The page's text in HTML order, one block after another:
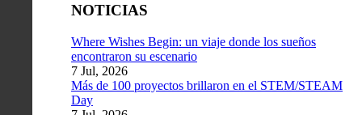
NOTICIAS
Where Wishes Begin: un viaje donde los sueños
encontraron su escenario
7 Jul, 2026
Más de 100 proyectos brillaron en el STEM/STEAM
Day